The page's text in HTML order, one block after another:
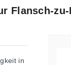
Flansch-
in